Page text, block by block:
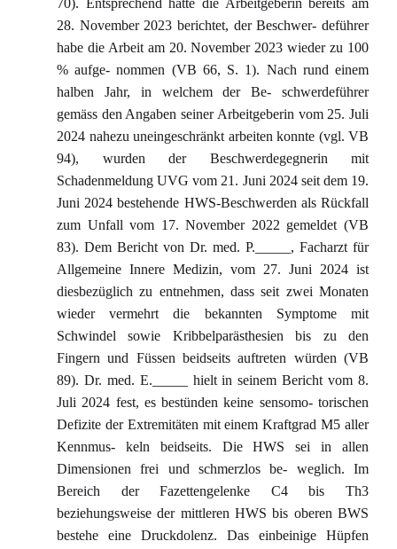
70). Entsprechend hatte die Arbeitgeberin bereits am
28. November 2023 berichtet, der Beschwer- deführer
habe die Arbeit am 20. November 2023 wieder zu 100
% aufge- nommen (VB 66, S. 1). Nach rund einem
halben Jahr, in welchem der Be- schwerdeführer
gemäss den Angaben seiner Arbeitgeberin vom 25. Juli
2024 nahezu uneingeschränkt arbeiten konnte (vgl. VB
94), wurden der Beschwerdegegnerin mit
Schadenmeldung UVG vom 21. Juni 2024 seit dem 19.
Juni 2024 bestehende HWS-Beschwerden als Rückfall
zum Unfall vom 17. November 2022 gemeldet (VB
83). Dem Bericht von Dr. med. P._____, Facharzt für
Allgemeine Innere Medizin, vom 27. Juni 2024 ist
diesbezüglich zu entnehmen, dass seit zwei Monaten
wieder vermehrt die bekannten Symptome mit
Schwindel sowie Kribbelparästhesien bis zu den
Fingern und Füssen beidseits auftreten würden (VB
89). Dr. med. E._____ hielt in seinem Bericht vom 8.
Juli 2024 fest, es bestünden keine sensomo- torischen
Defizite der Extremitäten mit einem Kraftgrad M5 aller
Kennmus- keln beidseits. Die HWS sei in allen
Dimensionen frei und schmerzlos be- weglich. Im
Bereich der Fazettengelenke C4 bis Th3
beziehungsweise der mittleren HWS bis oberen BWS
bestehe eine Druckdolenz. Das einbeinige Hüpfen